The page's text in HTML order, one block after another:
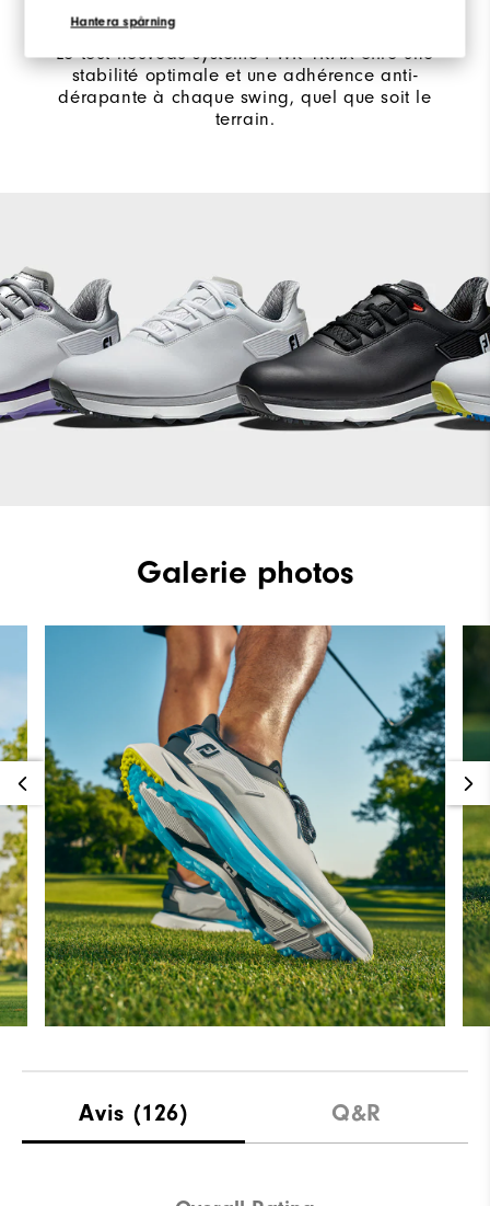
Hantera spårningTRACTION EXCEPTIONNELLE
Le tout nouveau système PWR TRAX offre une
stabilité optimale et une adhérence anti-
dérapante à chaque swing, quel que soit le
terrain.
Galerie photos
Avis (126) Q&R